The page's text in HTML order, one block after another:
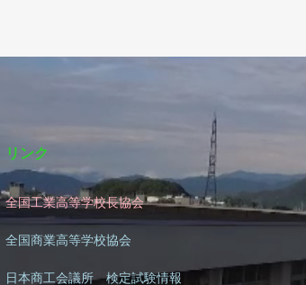
リンク
全国工業高等学校長協会
全国商業高等学校協会
日本商工会議所 検定試験情報